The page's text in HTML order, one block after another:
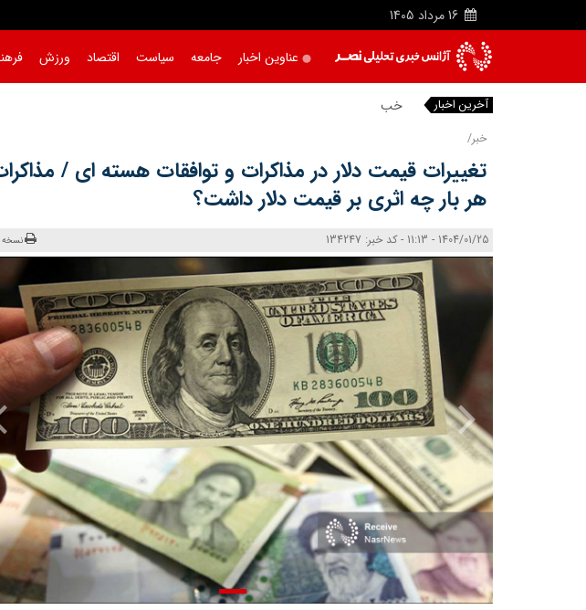
16 مرداد 1405
عناوین اخبار جامعه سیاست اقتصاد ورزش
آخرین اخبار خبرنگاران دید
خبر/
تغییرات قیمت دلار در مذاکرات و توافقات هسته ای /
هر بار چه اثری بر قیمت دلار داشت؟
1404/01/25 - 11:13 - کد خبر: 134247 نسخه